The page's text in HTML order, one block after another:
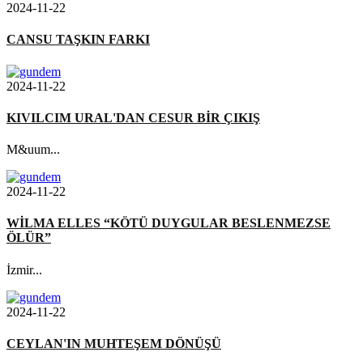
2024-11-22
CANSU TAŞKIN FARKI
2024-11-22
KIVILCIM URAL'DAN CESUR BİR ÇIKIŞ
M&uum...
2024-11-22
WİLMA ELLES “KÖTÜ DUYGULAR BESLENMEZSE
ÖLÜR”
İzmir...
2024-11-22
CEYLAN'IN MUHTEŞEM DÖNÜŞÜ